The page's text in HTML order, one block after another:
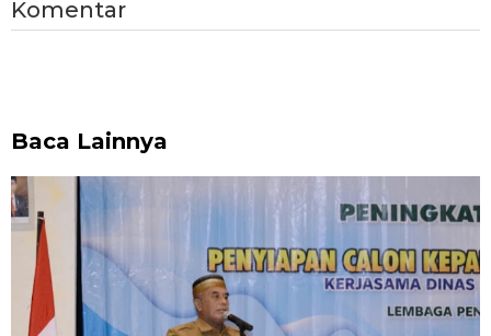
Komentar
Baca Lainnya